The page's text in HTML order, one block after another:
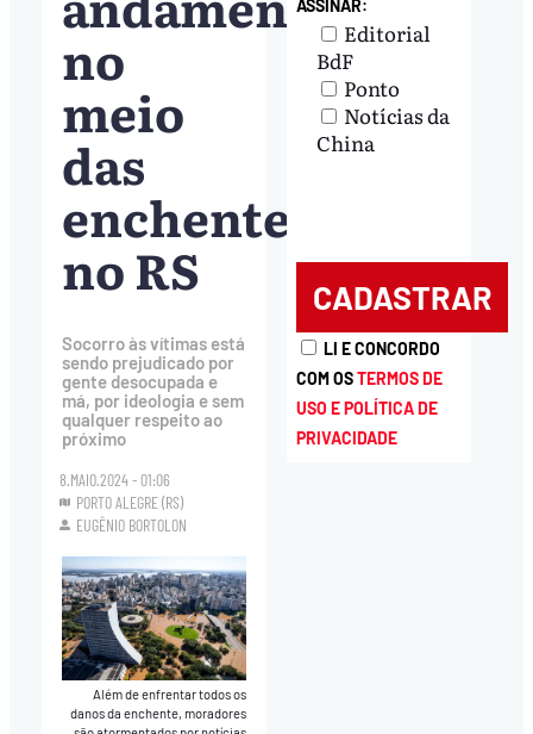
no
meio
das
enchentes
no RS
Socorro às vítimas está
sendo prejudicado por
gente desocupada e
má, por ideologia e sem
qualquer respeito ao
próximo
8.MAIO.2024 - 01:06
PORTO ALEGRE (RS)
EUGÊNIO BORTOLON
Além de enfrentar todos os
danos da enchente, moradores
ASSINAR:
Editorial
BdF
Ponto
Notícias da
China
LI E CONCORDO
COM OSTERMOS DE
USO E POLÍTICA DE
PRIVACIDADE